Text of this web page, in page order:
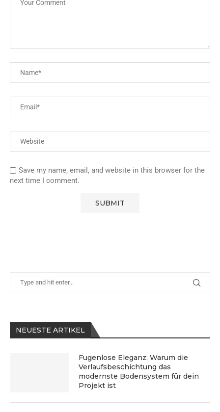
Save my name, email, and website in this browser for the
next time I comment.
NEUESTE ARTIKEL
Fugenlose Eleganz: Warum die
Verlaufsbeschichtung das
modernste Bodensystem für dein
Projekt ist